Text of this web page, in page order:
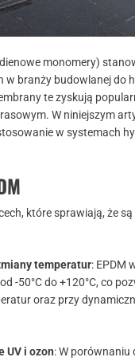
monomery)
branży budowlanej do
te zyskują
W niniejszym
w systemach
które sprawiają, że
temperatur: EPDM
-50°C do +120°C, co
oraz przy
UV i ozon: W porównaniu